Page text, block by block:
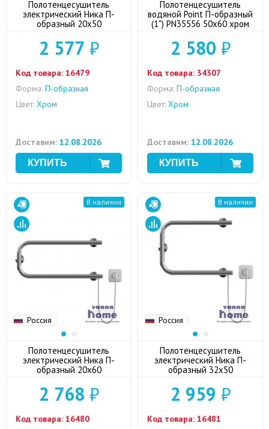
Полотенцесушитель
электрический Ника П-
образный 20x50
2 577 ₽
Код товара: 16479
Форма: П-образная
Цвет: Хром
Доставим: 12.08.2026
Полотенцесушитель
водяной Point П-образный
(1") PN35556 50x60 хром
2 580 ₽
Код товара: 34307
Форма: П-образная
Цвет: Хром
Доставим: 12.08.2026
Россия
В наличии
Полотенцесушитель
электрический Ника П-
образный 20x60
2 768 ₽
Код товара: 16480
Россия
В наличии
Полотенцесушитель
электрический Ника П-
образный 32x50
2 959 ₽
Код товара: 16481